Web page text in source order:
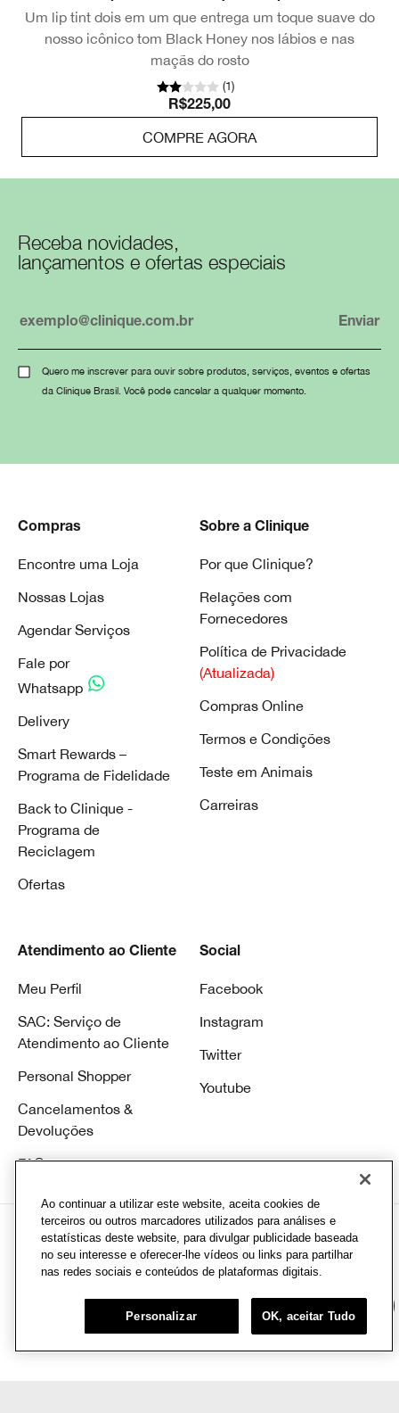
Um lip tint dois em um que entrega um toque suave do
nosso icônico tom Black Honey nos lábios e nas
maçãs do rosto
(1)
R$225,00
COMPRE AGORA
Receba novidades,
lançamentos e ofertas especiais
Quero me inscrever para ouvir sobre produtos, serviços, eventos e ofertas
da Clinique Brasil. Você pode cancelar a qualquer momento.
Compras
Encontre uma Loja
Nossas Lojas
Agendar Serviços
Fale por
Whatsapp
Delivery
Smart Rewards –
Programa de Fidelidade
Back to Clinique -
Programa de
Reciclagem
Ofertas
Sobre a Clinique
Por que Clinique?
Relações com
Fornecedores
Política de Privacidade
(Atualizada)
Compras Online
Termos e Condições
Teste em Animais
Carreiras
Atendimento ao Cliente
Meu Perfil
SAC: Serviço de
Atendimento ao Cliente
Personal Shopper
Cancelamentos &
Devoluções
FAQ
Social
Facebook
Instagram
Twitter
Youtube
© Clinique Laboratories, Ilc. Todos direitos reservados
Ao continuar a utilizar este website, aceita cookies de
terceiros ou outros marcadores utilizados para análises e
estatísticas deste website, para divulgar publicidade baseada
no seu interesse e oferecer-lhe vídeos ou links para partilhar
nas redes sociais e conteúdos de plataformas digitais.
Personalizar OK, aceitar Tudo